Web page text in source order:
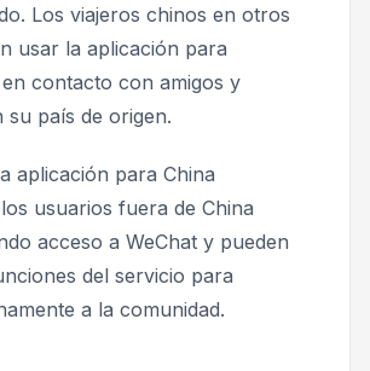
Los viajeros chinos en otros
usar la aplicación para
contacto con amigos y
su país de origen.
aplicación para China
usuarios fuera de China
acceso a WeChat y pueden
del servicio para
a la comunidad.